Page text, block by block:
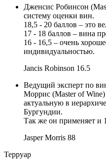
Дженсис Робинсон
систему оценки вин.
18,5 - 20 баллов – это
17 - 18 баллов – вина
16 - 16,5 – очень
индивидуальностью.
Jancis Robinson 16.5
Ведущий эксперт по
Моррис (Master of Wine)
актуальную в
Бургундии.
Так же он применяет и
Jasper Morris 88
Терруар